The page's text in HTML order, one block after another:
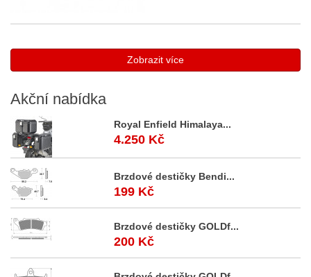
Zobrazit více
Akční nabídka
Royal Enfield Himalaya...
4.250 Kč
Brzdové destičky Bendi...
199 Kč
Brzdové destičky GOLDf...
200 Kč